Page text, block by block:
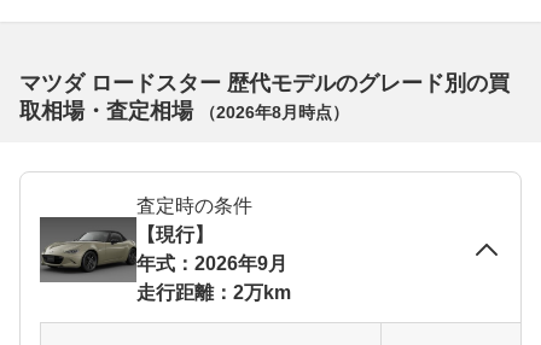
マツダ ロードスター 歴代モデルのグレード別の買
取相場・査定相場
（2026年8月 時点）
査定時の条件
【現行】
年式：2026年9月
走行距離：2万km